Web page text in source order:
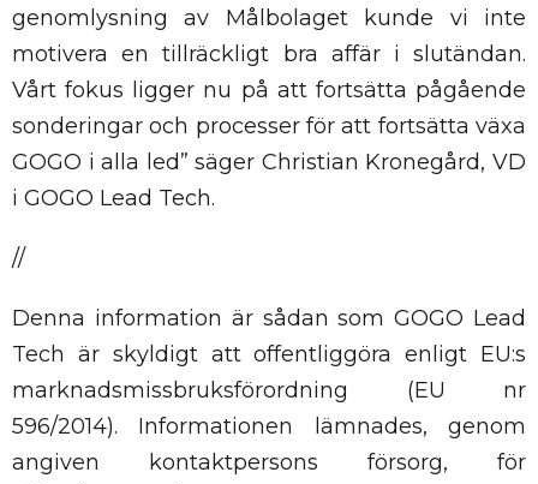
genomlysning av Målbolaget kunde vi inte
motivera en tillräckligt bra affär i slutändan.
Vårt fokus ligger nu på att fortsätta pågående
sonderingar och processer för att fortsätta växa
GOGO i alla led” säger Christian Kronegård, VD
i GOGO Lead Tech.
//
Denna information är sådan som GOGO Lead
Tech är skyldigt att offentliggöra enligt EU:s
marknadsmissbruksförordning (EU nr
596/2014). Informationen lämnades, genom
angiven kontaktpersons försorg, för